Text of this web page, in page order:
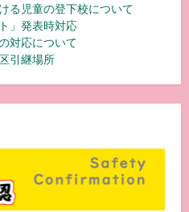
る児童の登下校について
」発表時対応
対応について
引継場所